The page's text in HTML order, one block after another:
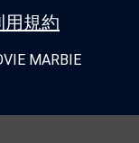
用規約
MARBIE